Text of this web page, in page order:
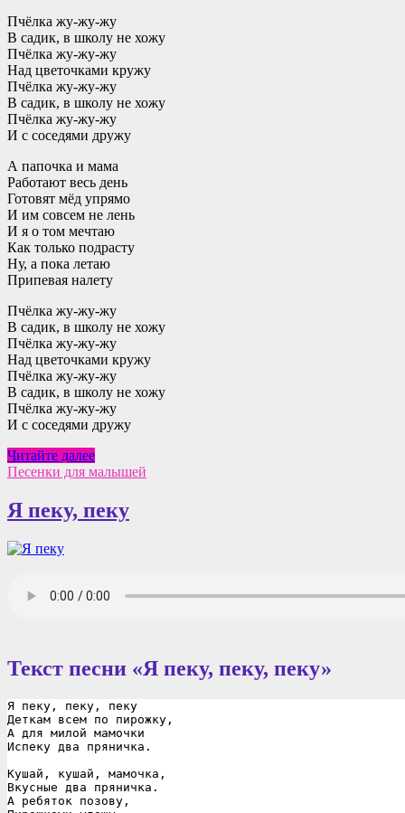
Пчёлка жу-жу-жу
В садик, в школу не хожу
Пчёлка жу-жу-жу
Над цветочками кружу
Пчёлка жу-жу-жу
В садик, в школу не хожу
Пчёлка жу-жу-жу
И с соседями дружу
А папочка и мама
Работают весь день
Готовят мёд упрямо
И им совсем не лень
И я о том мечтаю
Как только подрасту
Ну, а пока летаю
Припевая налету
Пчёлка жу-жу-жу
В садик, в школу не хожу
Пчёлка жу-жу-жу
Над цветочками кружу
Пчёлка жу-жу-жу
В садик, в школу не хожу
Пчёлка жу-жу-жу
И с соседями дружу
Пчелка
жу-
жу
Читайте далее
Песенки для малышей
Я пеку, пеку
Текст песни «Я пеку, пеку, пеку»
Я пеку, пеку, пеку
Деткам всем по пирожку,
А для милой мамочки
Испеку два пряничка.
Кушай, кушай, мамочка,
Вкусные два пряничка.
А ребяток позову,